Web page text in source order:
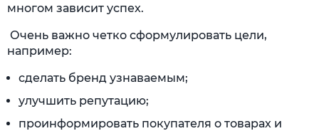
многом зависит успех.
Очень важно четко сформулировать цели,
например:
сделать бренд узнаваемым;
улучшить репутацию;
проинформировать покупателя о товарах и